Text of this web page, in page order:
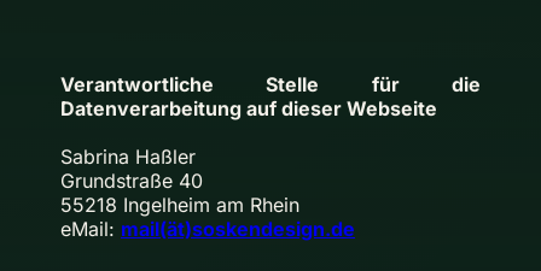
Verantwortliche Stelle für die
Datenverarbeitung auf dieser Webseite
Sabrina Haßler
Grundstraße 40
55218 Ingelheim am Rhein
eMail: mail(ät)soskendesign.de